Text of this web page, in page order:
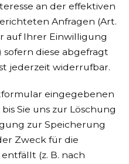
an der effektiven
Anfragen (Art.
auf Ihrer Einwilligung
sofern diese abgefragt
jederzeit widerrufbar.
eingegebenen
Sie uns zur Löschung
zur Speicherung
Zweck für die
(z. B. nach